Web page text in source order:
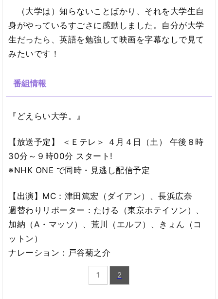
（大学は）知らないことばかり、それを大学生自
身がやっているすごさに感動しました。自分が大学
生だったら、英語を勉強して映画を字幕なしで見て
みたいです！
番組情報
『どえらい大学。』
【放送予定】 ＜Ｅテレ＞ ４月４日（土） 午後８時
30分～９時00分 スタート!
※NHK ONE で同時・見逃し配信予定
【出演】MC：津田篤宏（ダイアン）、長浜広奈
週替わりリポーター：たける（東京ホテイソン）、
加納（A・マッソ）、荒川（エルフ）、きょん（コ
ットン）
ナレーション：戸谷菊之介
1 2